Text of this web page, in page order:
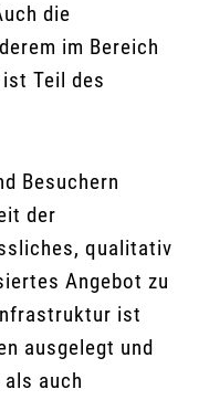
die
im Bereich
Teil des
Besuchern
der
qualitativ
Angebot zu
ist
ausgelegt und
auch